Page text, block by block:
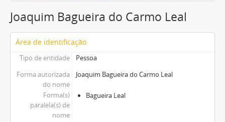
Joaquim Bagueira do Carmo Leal
Área de identificação
Tipo de entidade
Pessoa
Forma autorizada
do nome
Joaquim Bagueira do Carmo Leal
Forma(s)
paralela(s) de
nome
Bagueira Leal